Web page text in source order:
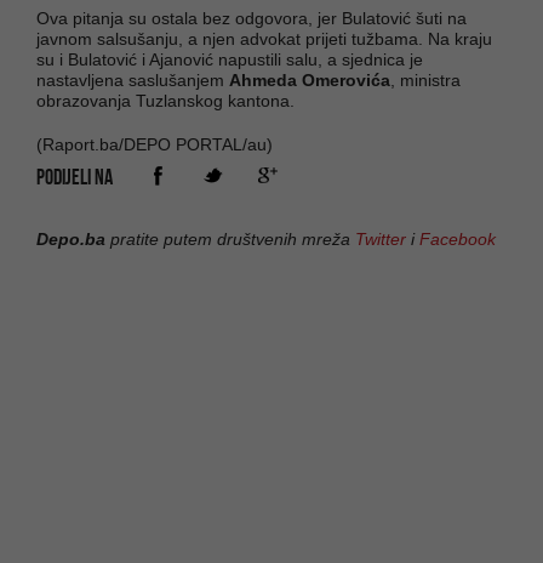
Ova pitanja su ostala bez odgovora, jer Bulatović šuti na
javnom salsušanju, a njen advokat prijeti tužbama. Na kraju
su i Bulatović i Ajanović napustili salu, a sjednica je
nastavljena saslušanjem Ahmeda Omerovića, ministra
obrazovanja Tuzlanskog kantona.
(Raport.ba/DEPO PORTAL/au)
PODIJELI NA
Depo.ba pratite putem društvenih mreža Twitter iFacebook